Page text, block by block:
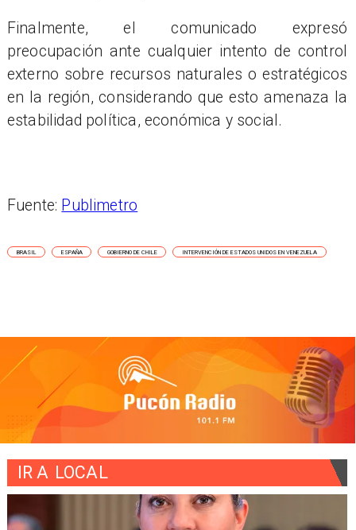
Finalmente, el comunicado expresó
preocupación ante cualquier intento de control
externo sobre recursos naturales o estratégicos
en la región, considerando que esto amenaza la
estabilidad política, económica y social.
Fuente: Publimetro
BRASIL ESPAÑA GOBIERNO DE CHILE INTERVENCIÓN DE ESTADOS UNIDOS EN VENEZUELA
IR A LOCAL